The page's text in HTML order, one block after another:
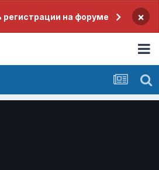
на форуме ×